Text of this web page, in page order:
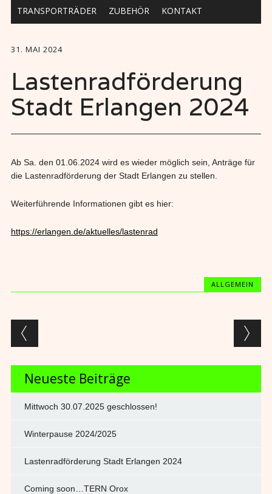
TRANSPORTRÄDER ZUBEHÖR KONTAKT
31. MAI 2024
Lastenradförderung
Stadt Erlangen 2024
Ab Sa. den 01.06.2024 wird es wieder möglich sein, Anträge für
die Lastenradförderung der Stadt Erlangen zu stellen.
Weiterführende Informationen gibt es hier:
https://erlangen.de/aktuelles/lastenrad
ALLGEMEIN
Post navigation
Neueste Beiträge
Mittwoch 30.07.2025 geschlossen!
Winterpause 2024/2025
Lastenradförderung Stadt Erlangen 2024
Coming soon…TERN Orox